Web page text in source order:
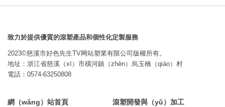
致力於提供優質的滾塑產品和個性化定製服務
2023©慈溪市好色先生TV网站塑業有限公司版權所有。
地址：浙江省慈溪（xī）市橫河鎮（zhèn）烏玉橋（qiáo）村
電話：0574-63250808
網（wǎng）站首頁 滾塑開發與（yǔ）加工